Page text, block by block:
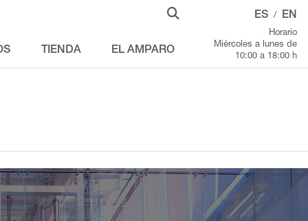
TIENDA EL AMPARO
ES / EN
Horario
Miércoles a lunes de
10:00 a 18:00 h